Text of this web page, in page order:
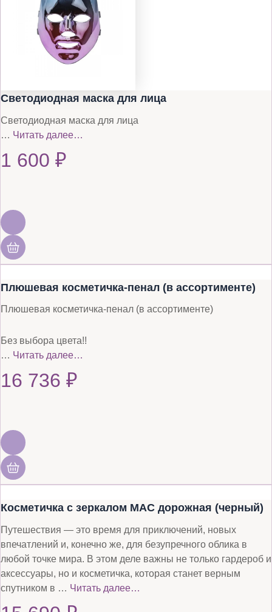
Светодиодная маска для лица
Светодиодная маска для лица
… Читать далее…
1 600 ₽
Плюшевая косметичка-пенал (в ассортименте)
Плюшевая косметичка-пенал (в ассортименте)
Без выбора цвета!!
… Читать далее…
16 736 ₽
Косметичка с зеркалом MAC дорожная (черный)
Путешествия — это время для приключений, новых
впечатлений и, конечно же, для безупречного облика в
любой точке мира. В этом деле важны не только гардероб и
аксессуары, но и косметичка, которая станет верным
спутником в … Читать далее…